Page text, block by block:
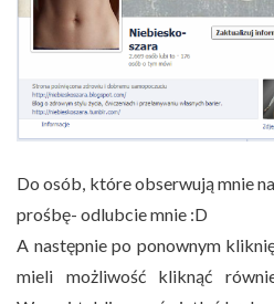
Do osób, które obserwują mnie
prośbę- odlubcie mnie :D
A następnie po ponownym
mieli możliwość kliknąć